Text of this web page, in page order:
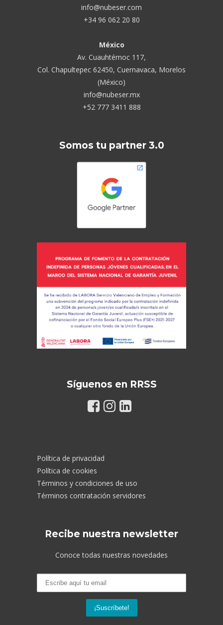
info@nubeser.com
+34 96 062 20 80
México
Av. Cuauhtémoc 117,
Col. Chapultepec 62450, Cuernavaca, Morelos
(México)
info@nubeser.mx
+52 777 3411 888
Somos tu partner 3.0
Síguenos en RRSS
Política de privacidad
Política de cookies
Términos y condiciones de uso
Términos contratación servidores
Recibe nuestra newsletter
Conoce todas nuestras novedades